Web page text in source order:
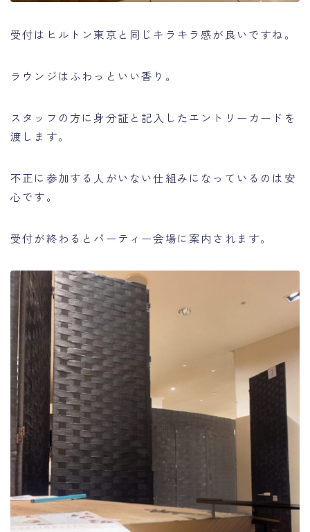
受付はヒルトン東京と同じキラキラ感が良いですね。
ラウンジはふわっといい香り。
スタッフの方に身分証と記入したエントリーカードを
渡します。
不正に参加する人がいない仕組みになっているのは安
心です。
受付が終わるとパーティー会場に案内されます。